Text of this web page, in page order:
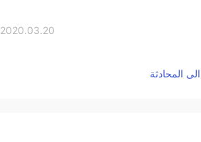
2020.03.20 07:40
是的，这个现象很有意思。中文“我